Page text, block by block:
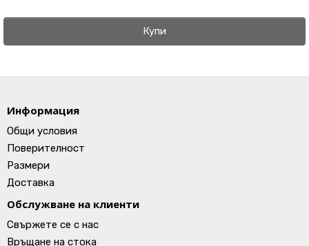
Купи
Информация
Общи условия
Поверителност
Размери
Доставка
Обслужване на клиенти
Свържете се с нас
Връщане на стока